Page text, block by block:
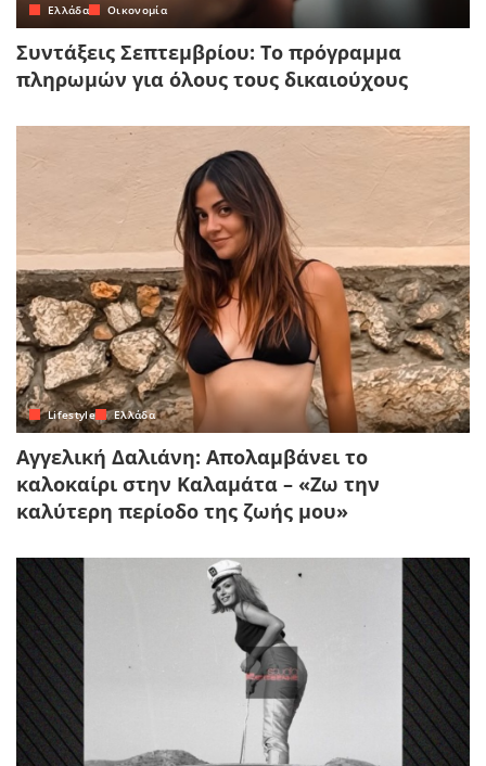
Ελλάδα Οικονομία
Συντάξεις Σεπτεμβρίου: Το πρόγραμμα
πληρωμών για όλους τους δικαιούχους
Lifestyle Ελλάδα
Αγγελική Δαλιάνη: Απολαμβάνει το
καλοκαίρι στην Καλαμάτα – «Ζω την
καλύτερη περίοδο της ζωής μου»